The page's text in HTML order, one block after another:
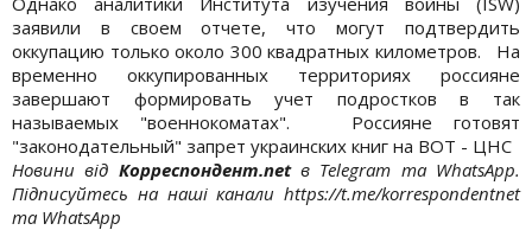
заявили в своем отчете, что могут подтвердить
оккупацию только около 300 квадратных километров. На
временно оккупированных территориях россияне
завершают формировать учет подростков в так
называемых "военнокоматах". Россияне готовят
"законодательный" запрет украинских книг на ВОТ - ЦНС
Новини від Корреспондент.netв Telegram та WhatsApp.
Підписуйтесь на наші канали https://t.me/korrespondentnet
та WhatsApp